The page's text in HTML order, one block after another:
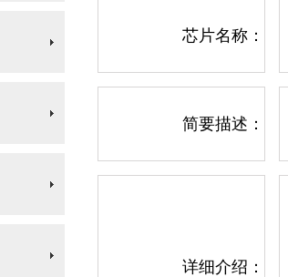
芯片名称：
简要描述：
详细介绍：